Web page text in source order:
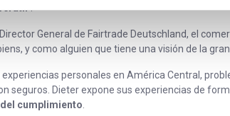
.
General de Fairtrade Deutschland, el
y como alguien que tiene una visión de la
personales en América Central,
seguros. Dieter expone sus experiencias de
cumplimiento.